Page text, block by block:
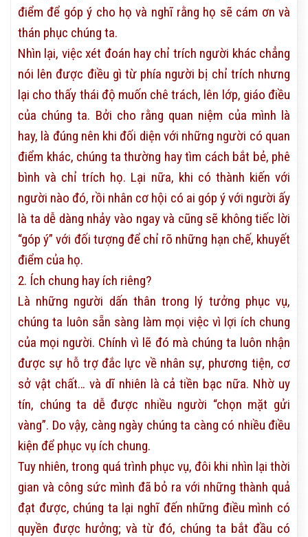
điểm để góp ý cho họ và nghĩ rằng họ sẽ cám ơn và
thán phục chúng ta.
Nhìn lại, việc xét đoán hay chỉ trích người khác chẳng
nói lên được điều gì từ phía người bị chỉ trích nhưng
lại cho thấy thái độ muốn chê trách, lên lớp, giáo điều
của chúng ta. Bởi cho rằng quan niệm của mình là
hay, là đúng nên khi đối diện với những người có quan
điểm khác, chúng ta thường hay tìm cách bắt bẻ, phê
bình và chỉ trích họ. Lại nữa, khi có thành kiến với
người nào đó, rồi nhân cơ hội có ai góp ý với người ấy
là ta dễ dàng nhảy vào ngay và cũng sẽ không tiếc lời
“góp ý” với đối tượng để chỉ rõ những hạn chế, khuyết
điểm của họ.
2. Ích chung hay ích riêng?
Là những người dấn thân trong lý tưởng phục vụ,
chúng ta luôn sẵn sàng làm mọi việc vì lợi ích chung
của mọi người. Chính vì lẽ đó mà chúng ta luôn nhận
được sự hỗ trợ đắc lực về nhân sự, phương tiện, cơ
sở vật chất… và dĩ nhiên là cả tiền bạc nữa. Nhờ uy
tín, chúng ta dễ được nhiều người “chọn mặt gửi
vàng”. Do vậy, càng ngày chúng ta càng có nhiều điều
kiện để phục vụ ích chung.
Tuy nhiên, trong quá trình phục vụ, đôi khi nhìn lại thời
gian và công sức mình đã bỏ ra với những thành quả
đạt được, chúng ta lại nghĩ đến những điều mình có
quyền được hưởng; và từ đó, chúng ta bắt đầu có